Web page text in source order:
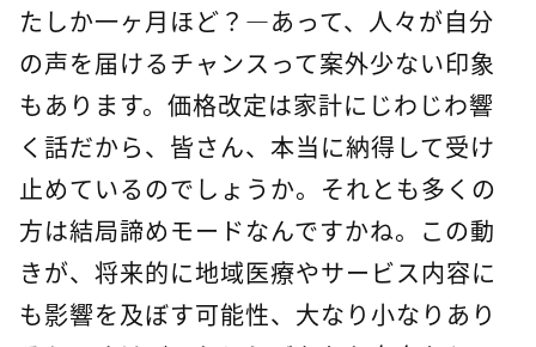
たしか一ヶ月ほど？—あって、人々が自分
の声を届けるチャンスって案外少ない印象
もあります。価格改定は家計にじわじわ響
く話だから、皆さん、本当に納得して受け
止めているのでしょうか。それとも多くの
方は結局諦めモードなんですかね。この動
きが、将来的に地域医療やサービス内容に
も影響を及ぼす可能性、大なり小なりあり